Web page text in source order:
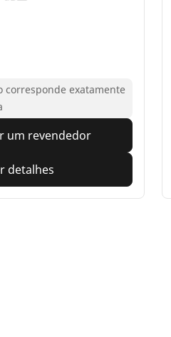
corresponde exatamente
um revendedor
detalhes